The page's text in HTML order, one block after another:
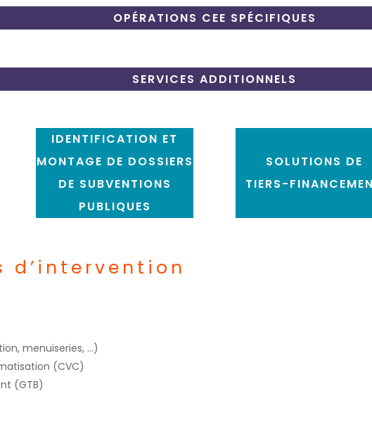
OPÉRATIONS CEE SPÉCIFIQUES
SERVICES ADDITIONNELS
IDENTIFICATION ET
MONTAGE DE DOSSIERS
DE SUBVENTIONS
PUBLIQUES
SOLUTIONS DE
TIERS-
d’intervention
menuiseries, …)
(CVC)
(GTB)